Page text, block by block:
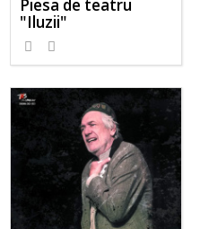
Piesa de teatru
"Iluzii"